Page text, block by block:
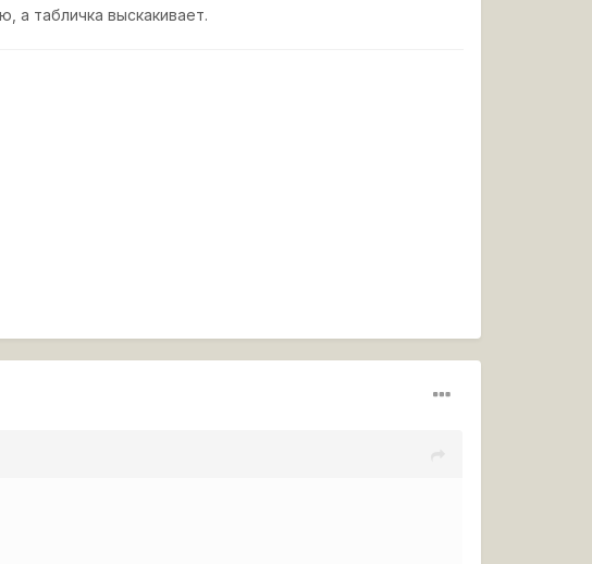
а табличка выскакивает.